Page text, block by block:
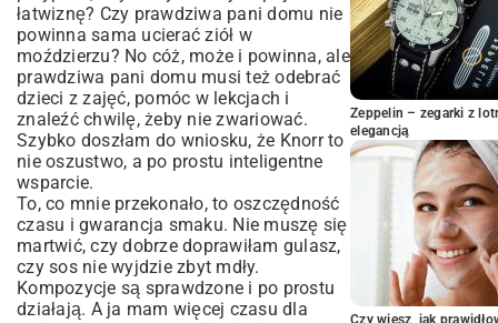
Zapiekanka makaronowa – serowy
comfort food dla każdego
Jeden garnek, zero zmywania – to jest
życie!
Pomidorowa jak u babci, ale w 15 minut
Orientalny ryż z kurczakiem i warzywami
Obiad dla całej rodziny, który nie zrujnuje
portfela
Pulpeciki w sosie – danie, które zawsze
znika z talerzy
Naleśniki na słono? Czemu nie!
Kilka moich trików, by gotować jeszcze
sprytniej
łatwiznę? Czy prawdziwa pani domu nie
powinna sama ucierać ziół w
moździerzu? No cóż, może i powinna, ale
prawdziwa pani domu musi też odebrać
dzieci z zajęć, pomóc w lekcjach i
znaleźć chwilę, żeby nie zwariować.
Szybko doszłam do wniosku, że Knorr to
nie oszustwo, a po prostu inteligentne
wsparcie.
To, co mnie przekonało, to oszczędność
czasu i gwarancja smaku. Nie muszę się
martwić, czy dobrze doprawiłam gulasz,
czy sos nie wyjdzie zbyt mdły.
Kompozycje są sprawdzone i po prostu
działają. A ja mam więcej czasu dla
Zeppelin – zegarki z
elegancją
Czy wiesz, jak